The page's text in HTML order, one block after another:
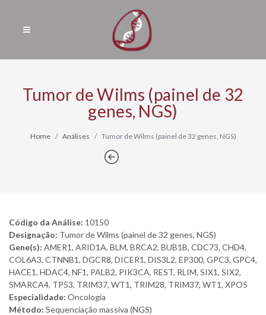
Tumor de Wilms (painel de 32
genes, NGS)
Home Análises Tumor de Wilms (painel de 32 genes, NGS)
Código da Análise: 10150
Designação: Tumor de Wilms (painel de 32 genes, NGS)
Gene(s): AMER1, ARID1A, BLM, BRCA2, BUB1B, CDC73, CHD4,
COL6A3, CTNNB1, DGCR8, DICER1, DIS3L2, EP300, GPC3, GPC4,
HACE1, HDAC4, NF1, PALB2, PIK3CA, REST, RLIM, SIX1, SIX2,
SMARCA4, TP53, TRIM37, WT1, TRIM28, TRIM37, WT1, XPO5
Especialidade: Oncologia
Método: Sequenciação massiva (NGS)